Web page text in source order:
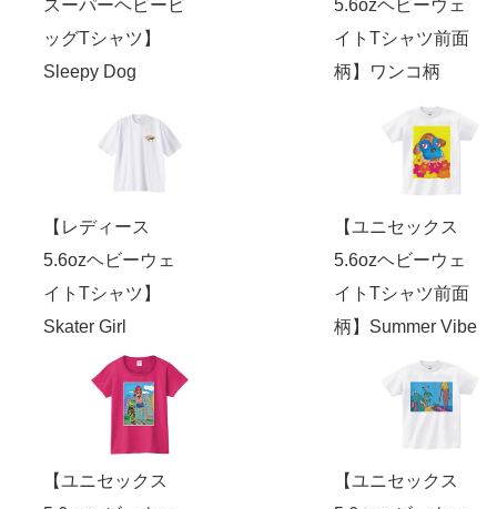
スーパーヘビービ
ッグTシャツ】
Sleepy Dog
5.6ozヘビーウェ
イトTシャツ前面
柄】ワンコ柄
【レディース
5.6ozヘビーウェ
イトTシャツ】
Skater Girl
【ユニセックス
5.6ozヘビーウェ
イトTシャツ前面
柄】Summer Vibe
【ユニセックス
【ユニセックス